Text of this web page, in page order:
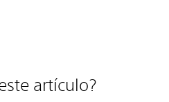
artículo?